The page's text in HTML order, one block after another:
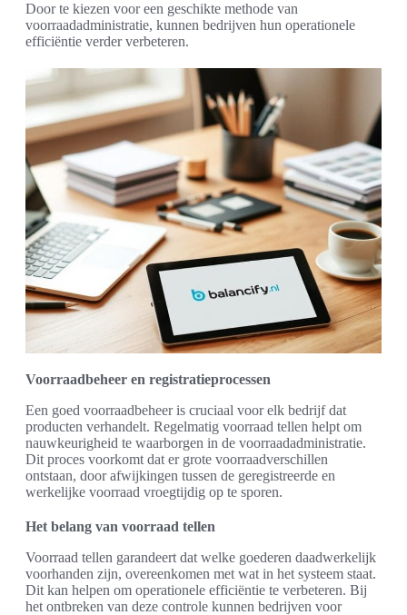
Door te kiezen voor een geschikte methode van
voorraadadministratie, kunnen bedrijven hun operationele
efficiëntie verder verbeteren.
Voorraadbeheer en registratieprocessen
Een goed voorraadbeheer is cruciaal voor elk bedrijf dat
producten verhandelt. Regelmatig voorraad tellen helpt om
nauwkeurigheid te waarborgen in de voorraadadministratie.
Dit proces voorkomt dat er grote voorraadverschillen
ontstaan, door afwijkingen tussen de geregistreerde en
werkelijke voorraad vroegtijdig op te sporen.
Het belang van voorraad tellen
Voorraad tellen garandeert dat welke goederen daadwerkelijk
voorhanden zijn, overeenkomen met wat in het systeem staat.
Dit kan helpen om operationele efficiëntie te verbeteren. Bij
het ontbreken van deze controle kunnen bedrijven voor